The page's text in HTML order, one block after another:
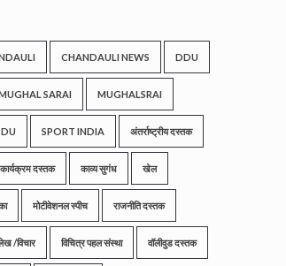
CHANDAULI NEWS DDU
SARAI MUGHALSRAI
SPORT INDIA अंतर्राष्ट्रीय दस्तक
कार्यक्रम दस्तक काव्य सुगंध खेल
मोटीवेशनल स्पीच राजनीति दस्तक
/विचार विचित्र पहल संस्था वॉलीवुड दस्तक